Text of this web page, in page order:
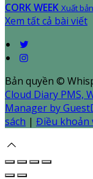
CORK WEEK Xuất
Xem tất cả bài viết
Bản quyền ©
Cloud Diary PMS,
Manager by
sách | Điều khoản